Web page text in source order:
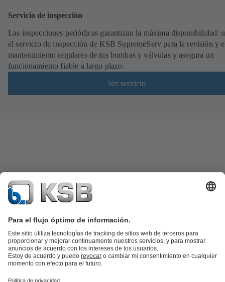
Servicio de inspección
Las inspecciones periódicas garantizan la máxima disponibilidad:
el servicio de inspección de KSB SupremeServ para la revisión y
mantenimiento regulares de tus bombas y válvulas y asegura un
funcionamiento fiable a largo plazo.
Ver servicio
Catálogo de productos